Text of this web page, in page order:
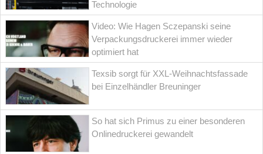
Technologie
Video: Wie Hagen Sczepanski seine
Verpackungsdruckerei immer wieder
optimiert hat
Texsib sorgt für XXL-Weihnachtsfassade
bei Einzelhändler Breuninger
So hat sich Primus zu einer besonderen
Onlinedruckerei gewandelt